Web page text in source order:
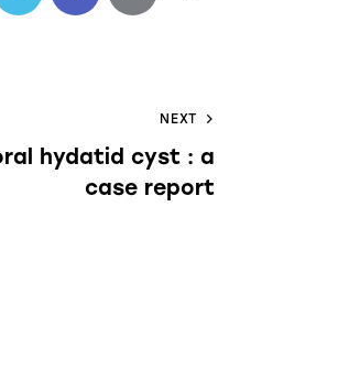
NEXT
hydatid cyst : a
case report